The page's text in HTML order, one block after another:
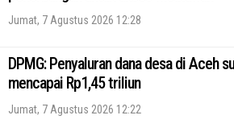
Jumat, 7 Agustus 2026 12:28
DPMG: Penyaluran dana desa di Aceh
mencapai Rp1,45 triliun
Jumat, 7 Agustus 2026 12:22